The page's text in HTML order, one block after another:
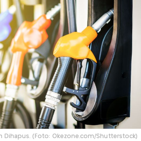
Dihapus. (Foto: Okezone.com/Shutterstock)